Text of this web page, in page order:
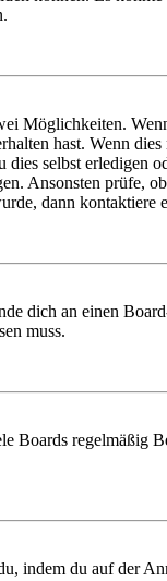
Möglichkeiten.
hast. Wenn
selbst erledigen
Ansonsten prüfe,
dann kontaktiere
dich an einen
muss.
Boards regelmäßig
indem du auf der